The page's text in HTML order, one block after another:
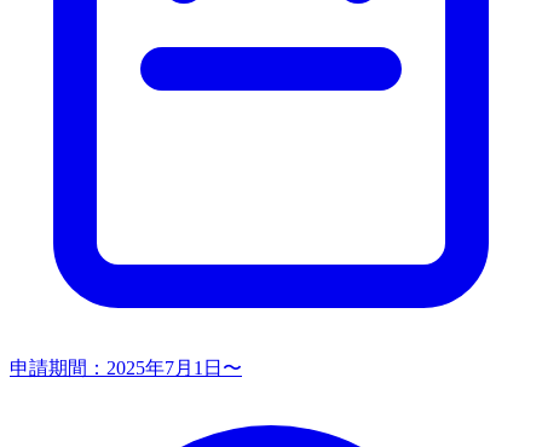
申請期間： 2025年7月1日〜